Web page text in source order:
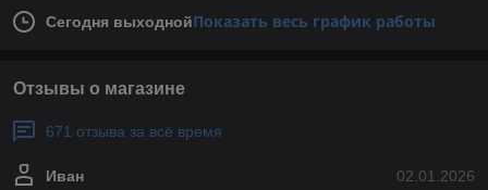
Сегодня выходнойПоказать весь график работы
Отзывы о магазине
671 отзыва за всё время
02.01.2026
Иван